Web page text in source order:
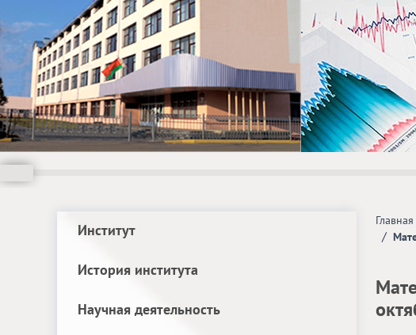
Главная
/
Институт
История института
Научная деятельность